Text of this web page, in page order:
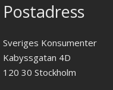
Postadress
Sveriges Konsumenter
Kabyssgatan 4D
120 30 Stockholm